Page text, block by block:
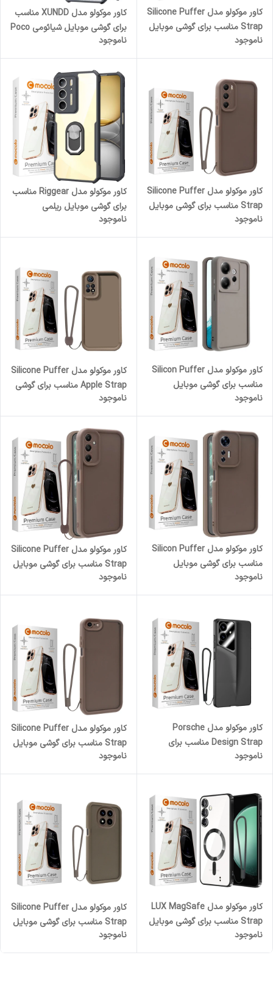
کاور موکولو مدل Silicone Puffer
Strap مناسب برای گوشی موبایل
14R / Poco C75 به همراه بند
ناموجود
کاور موکولو مدل XUNDD مناسب
برای گوشی موبایل شیائومی Poco
X6 Pro 5G
ناموجود
کاور موکولو مدل Silicone Puffer
Strap مناسب برای گوشی موبایل
آویز
ناموجود
کاور موکولو مدل Riggear مناسب
برای گوشی موبایل ریلمی
Realme C75
ناموجود
کاور موکولو مدل Silicon Puffer
مناسب برای گوشی موبایل
شیائومی Redmi Note 12 4G
ناموجود
کاور موکولو مدل Silicone Puffer
Apple Strap مناسب برای گوشی
Pro 4G به همراه بند آویز
ناموجود
کاور موکولو مدل Silicon Puffer
مناسب برای گوشی موبایل
شیائومی Redmi Note 12S
ناموجود
کاور موکولو مدل Silicone Puffer
Strap مناسب برای گوشی موبایل
همراه بند آویز
ناموجود
کاور موکولو مدل Porsche
Design Strap مناسب برای
A07 به همراه بند
ناموجود
کاور موکولو مدل Silicone Puffer
Strap مناسب برای گوشی موبایل
اپل iPhone 7/ 8 به همراه بند
ناموجود
کاور موکولو مدل LUX MagSafe
Strap مناسب برای گوشی موبایل
با بند
ناموجود
کاور موکولو مدل Silicone Puffer
Strap مناسب برای گوشی موبایل
4G به همراه بند آویز
ناموجود